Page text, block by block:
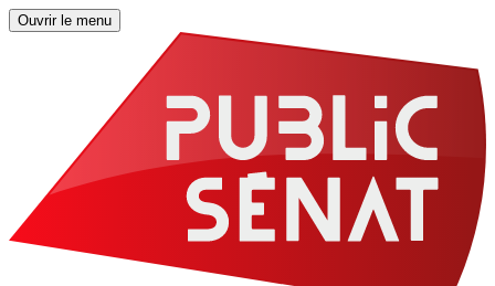
Ouvrir le menu